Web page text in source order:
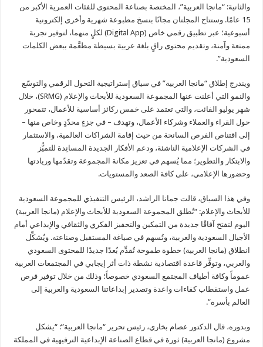
والثانية: “مانجا العربية”، المختصة بصناعة المحتوى للفئات العمرية الأكبر من
15 عامًا. وستتاح المجلتان مجانًا بنسخ مطبوعة شهرية وأخرى إلكترونية
أسبوعية؛ عبر تطبيق رقمي خاص (Digital App) لكلٍ منهما، لتوفير تجربة
ممتعة وآمنة، وتقديم محتوى راقٍ بلغة عربية بسيطة مطعَّمة ببعض الكلمات
السعودية”.
ويندرج إطلاق “مانجا العربية” في سياق إستراتيجية التحول الرقمي والتوسّع
والنمو التي أعلنت عنها المجموعة السعودية للأبحاث والإعلام (SRMG)، خلال
شهر يوليو الفائت، والتي تعتمد على خمس ركائز أساسية للأعمال، تتمحور
حول القراء والعملاء وشركاء الأعمال، وتهدف – في جزءٍ محدّدٍ وخاص منها –
إلى اقتناص الفرص السانحة من حيث إقامة الشراكات العالمية، والاستثمار
في الشركات الإعلامية الناشئة، ودعم الأفكار الجديدة المسانِدة للتميُّز
والابتكار والتطوير؛ مما يُسهم في تعزيز مكانة المجموعة وتقدّمها وريادتها
وحضورها الإعلامي، على كافة الصعد والمستويات.
وفي هذا السياق، قالت جمانا الراشد، الرئيس التنفيذي للمجموعة السعودية
للأبحاث والإعلام: “تُطلق المجموعة السعودية للأبحاث والإعلام (مانجا العربية)
اليوم لتفتح آفاقًا جديدة من التمكين والتحفيز الفكري والثقافي والإبداعي أمام
الأجيال السعودية والعربية، وتُسهم في صياغة المستقبل وصناعته. ويُشكِّل
انطلاق (مانجا العربية) خطوة طموحة تُقدِّم بُعدًا جديدًا للمحتوى السعودي
والعربي، وتوفِّر قاعدة اقتصادية نشطة ذات أثر إيجابي في المجتمعات العربية
عموماً وكافة أطياف المجتمع السعودي خصوصاً؛ وذلك من خلال توفير فرص
عمل واستقطاب كفاءات واعدة وتصدير إبداعاتنا السعودية والعربية إلى
العالم بأسره”.
وبدوره، قال الدكتور عصام بخاري، رئيس تحرير “مانجا العربية”: “يشكل
مشروع (مانجا العربية) ثورة في قطاع الصناعة الإبداعية الترفيهية في المملكة